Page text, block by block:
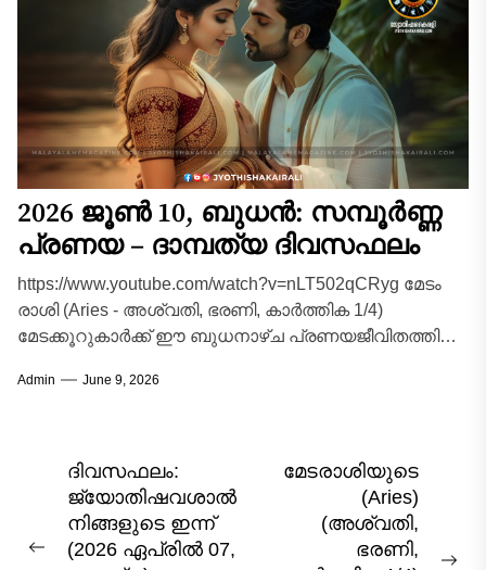
2026 ജൂൺ 10, ബുധൻ: സമ്പൂർണ്ണ
പ്രണയ – ദാമ്പത്യ ദിവസഫലം
https://www.youtube.com/watch?v=nLT502qCRyg മേടം
രാശി (Aries - അശ്വതി, ഭരണി, കാർത്തിക 1/4)
മേടക്കൂറുകാർക്ക് ഈ ബുധനാഴ്ച പ്രണയജീവിതത്തിൽ
ദിവസമാണ്. ദാമ്പത്യ ജീവിതത്തിൽ...
Admin June 9, 2026
Post
navigation
Previous
ദിവസഫലം:
ജ്യോതിഷവശാൽ
നിങ്ങളുടെ ഇന്ന്‌
(2026 ഏപ്രിൽ 07,
മേടരാശിയുടെ
(Aries)
(അശ്വതി,
ഭരണി,